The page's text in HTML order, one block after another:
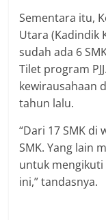
Sementara itu,
Utara (Kadindik
sudah ada 6
Tilet program
kewirausahaan
tahun lalu.
“Dari 17 SMK di
SMK. Yang lain
untuk mengikuti
ini,” tandasnya.